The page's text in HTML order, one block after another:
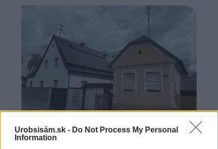
Urobsisám.sk - Do Not Process My Personal
Information
Chystáte sa zatepľovať alebo meniť kotol?
Návod, ako v nových dotačných výzvach